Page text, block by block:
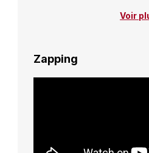
Voir
Zapping